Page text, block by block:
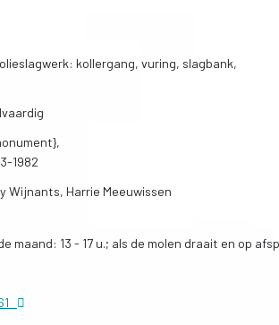
kollergang, vuring, slagbank,
1982
Wijnants, Harrie Meeuwissen
maand: 13 - 17 u.; als de molen draait en op